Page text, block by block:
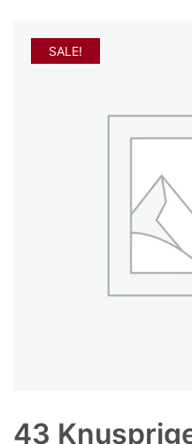
SALE!
43